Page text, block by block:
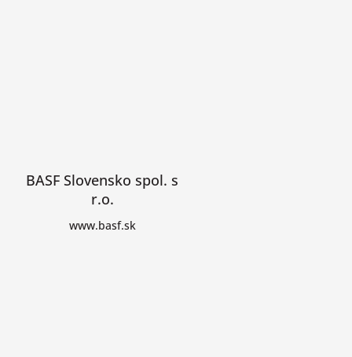
BASF Slovensko spol. s
r.o.
www.basf.sk